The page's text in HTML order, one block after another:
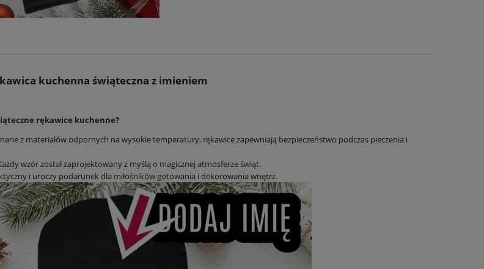
kuchenna świąteczna z imieniem
rękawice kuchenne?
z materiałów odpornych na wysokie temperatury, rękawice zapewniają bezpieczeństwo podczas pieczenia i
wzór został zaprojektowany z myślą o magicznej atmosferze świąt.
i uroczy podarunek dla miłośników gotowania i dekorowania wnętrz.